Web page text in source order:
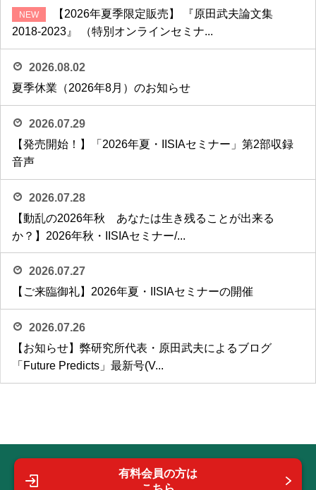
【2026年夏季限定販売】 『原田武夫論文集
2018-2023』 （特別オンラインセミナ...
2026.08.02
夏季休業（2026年8月）のお知らせ
2026.07.29
【発売開始！】「2026年夏・IISIAセミナー」第2部収録
音声
2026.07.28
【動乱の2026年秋 あなたは生き残ることが出来る
か？】2026年秋・IISIAセミナー/...
2026.07.27
【ご来臨御礼】2026年夏・IISIAセミナーの開催
2026.07.26
【お知らせ】弊研究所代表・原田武夫によるブログ
「Future Predicts」最新号(V...
有料会員の方は